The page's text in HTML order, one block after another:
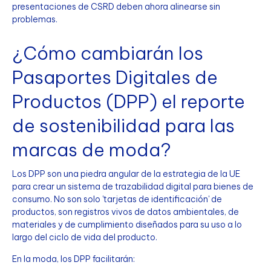
presentaciones de CSRD deben ahora alinearse sin
problemas.
¿Cómo cambiarán los
Pasaportes Digitales de
Productos (DPP) el reporte
de sostenibilidad para las
marcas de moda?
Los DPP son una piedra angular de la estrategia de la UE
para crear un sistema de trazabilidad digital para bienes de
consumo. No son solo 'tarjetas de identificación' de
productos, son registros vivos de datos ambientales, de
materiales y de cumplimiento diseñados para su uso a lo
largo del ciclo de vida del producto.
En la moda, los DPP facilitarán: